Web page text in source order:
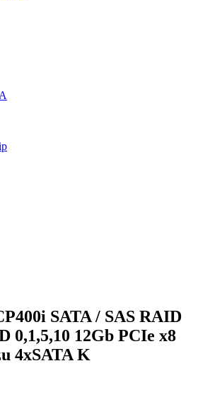
SATA / SAS RAID
0,1,5,10 12Gb PCIe x8
4xSATA K